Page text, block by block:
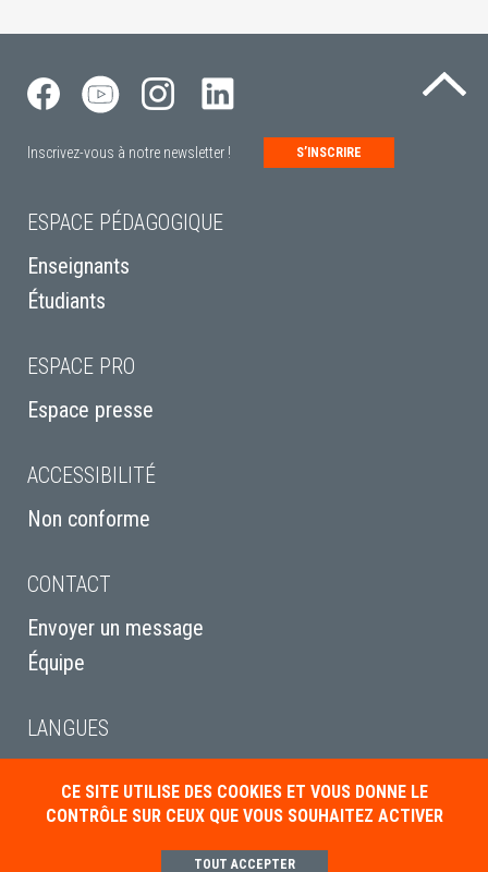
Inscrivez-vous à notre newsletter ! S’INSCRIRE
ESPACE PÉDAGOGIQUE
Enseignants
Étudiants
ESPACE PRO
Espace presse
ACCESSIBILITÉ
Non conforme
CONTACT
Envoyer un message
Équipe
LANGUES
Italiano
CE SITE UTILISE DES COOKIES ET VOUS DONNE LE
CONTRÔLE SUR CEUX QUE VOUS SOUHAITEZ ACTIVER
TOUT ACCEPTER